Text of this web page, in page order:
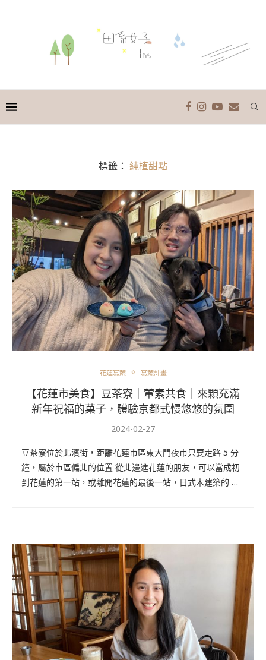
標籤： 純植甜點
花蓮寫蔬 寫蔬計畫
【花蓮市美食】豆茶寮｜葷素共食｜來顆充滿
新年祝福的菓子，體驗京都式慢悠悠的氛圍
2024-02-27
豆茶寮位於北濱街，距離花蓮市區東大門夜市只要走路 5 分
鐘，屬於市區偏北的位置 從北邊進花蓮的朋友，可以當成初
到花蓮的第一站，或離開花蓮的最後一站，日式木建築的 …